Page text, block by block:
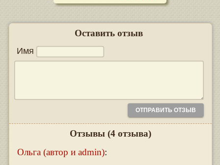
Оставить отзыв
Имя
Отзывы (4 отзыва)
Ольга (автор и admin):